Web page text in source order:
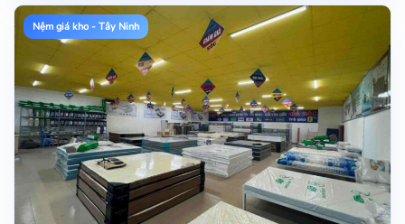
Nệm giá kho - Tây Ninh